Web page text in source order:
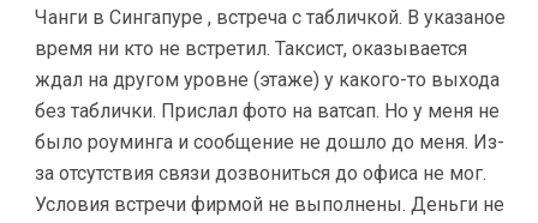
Чанги в Сингапуре , встреча с табличкой. В указаное
время ни кто не встретил. Таксист, оказывается
ждал на другом уровне (этаже) у какого-то выхода
без таблички. Прислал фото на ватсап. Но у меня не
было роуминга и сообщение не дошло до меня. Из-
за отсутствия связи дозвониться до офиса не мог.
Условия встречи фирмой не выполнены. Деньги не